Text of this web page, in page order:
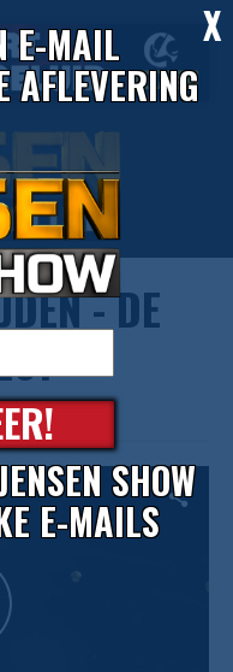
- DE
X
E-MAIL
AFLEVERING
SHOW
E-MAILS